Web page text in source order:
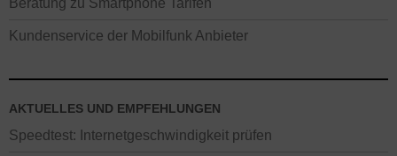
Kundenservice der Mobilfunk Anbieter
AKTUELLES UND EMPFEHLUNGEN
Speedtest: Internetgeschwindigkeit prüfen